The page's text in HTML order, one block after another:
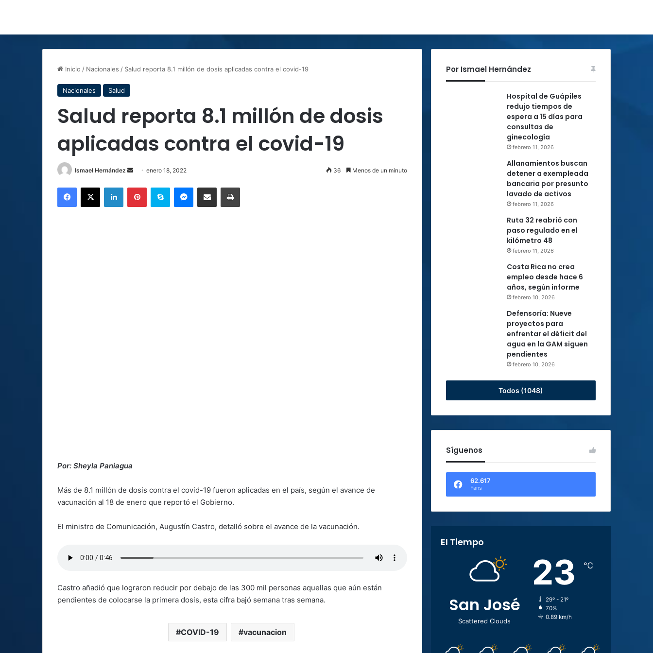
Inicio / Nacionales / Salud reporta 8.1 millón de dosis aplicadas contra el covid-19
Nacionales Salud
Salud reporta 8.1 millón de dosis
aplicadas contra el covid-19
Ismael Hernández
Send
email
enero 18, 2022 36 Menos de un minuto
Facebook
X LinkedInPinterestSkype MessengerCompartir por correo electrónicoImprimir
Por: Sheyla Paniagua
Más de 8.1 millón de dosis contra el covid-19 fueron aplicadas en el país, según el avance de
vacunación al 18 de enero que reportó el Gobierno.
El ministro de Comunicación, Augustín Castro, detalló sobre el avance de la vacunación.
Castro añadió que lograron reducir por debajo de las 300 mil personas aquellas que aún están
pendientes de colocarse la primera dosis, esta cifra bajó semana tras semana.
COVID-19 vacunacion
Por Ismael Hernández
Hospital de Guápiles
redujo tiempos de
espera a 15 días para
consultas de
ginecología
febrero 11, 2026
Allanamientos buscan
detener a exempleada
bancaria por presunto
lavado de activos
febrero 11, 2026
Ruta 32 reabrió con
paso regulado en el
kilómetro 48
febrero 11, 2026
Costa Rica no crea
empleo desde hace 6
años, según informe
febrero 10, 2026
Defensoría: Nueve
proyectos para
enfrentar el déficit del
agua en la GAM siguen
pendientes
febrero 10, 2026
Todos (1048)
Síguenos
62.617
Fans
El Tiempo
San José
Scattered Clouds
23 ℃
29º - 21º
70%
0.89 km/h